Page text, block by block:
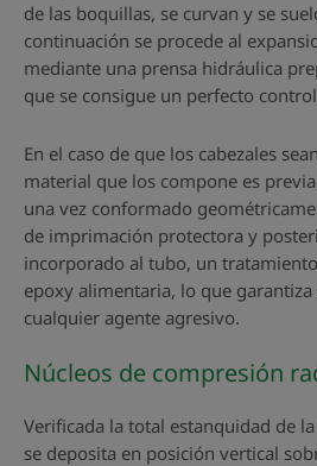
de las boquillas, se curvan y se
continuación se procede al
mediante una prensa hidráulica
que se consigue un perfecto
En el caso de que los cabezales
material que los compone es
una vez conformado
de imprimación protectora y
incorporado al tubo, un
epoxy alimentaria, lo que
cualquier agente agresivo.
Núcleos de compresión
Verificada la total estanquidad de
se deposita en posición vertical